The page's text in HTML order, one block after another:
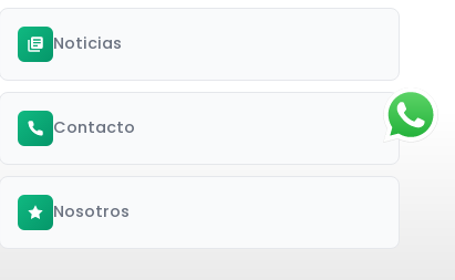
Noticias
Contacto
Nosotros